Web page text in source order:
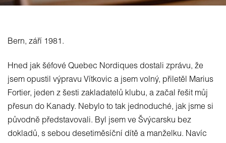
Bern, září 1981.
Hned jak šéfové Quebec Nordiques dostali zprávu, že
jsem opustil výpravu Vítkovic a jsem volný, přiletěl Marius
Fortier, jeden z šesti zakladatelů klubu, a začal řešit můj
přesun do Kanady. Nebylo to tak jednoduché, jak jsme si
původně představovali. Byl jsem ve Švýcarsku bez
dokladů, s sebou desetiměsíční dítě a manželku. Navíc